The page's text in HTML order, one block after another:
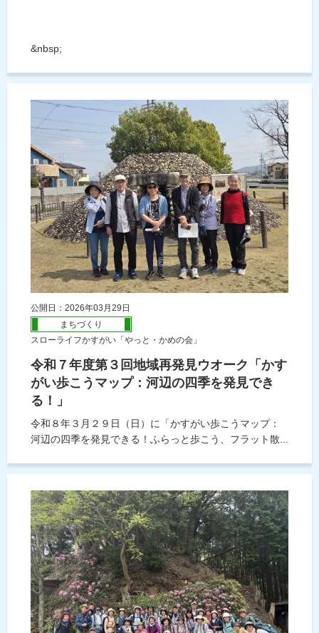
&nbsp;
公開日：2026年03月29日
まちづくり
スローライフかすがい「やっと・かめの会」
令和７年度第３回地域再発見ウオーク「かす
がい歩こうマップ：河辺の四季を発見でき
る！」
令和８年３月２９日（日）に「かすがい歩こうマップ：
河辺の四季を発見できる！ふらっと歩こう、フラット散...